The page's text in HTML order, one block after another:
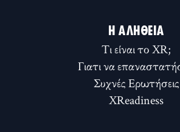
Η ΑΛΉΘΕΙΑ
Τι είναι το XR;
Γιατι να
Συχνές Ερωτήσεις
XReadiness